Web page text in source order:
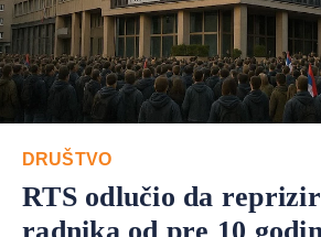
DRUŠTVO
RTS odlučio da